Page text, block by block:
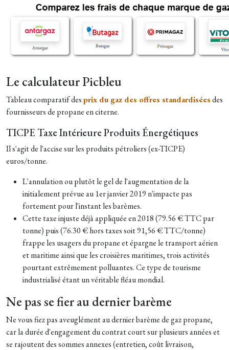
Le calculateur Picbleu
Tableau comparatif desprix du gaz des offres standardiséesdes
fournisseurs de propane en citerne.
TICPE Taxe Intérieure Produits Énergétiques
Il s'agit de l'accise sur les produits pétroliers (ex-TICPE)
euros/tonne.
L'annulation ou plutôt le gel de l'augmentation de la
initialement prévue au 1er janvier 2019 n'impacte pas
fortement pour l'instant les barèmes.
Cette taxe injuste déjà appliquée en 2018 (79.56 € TTC par
tonne) puis (76.30 € hors taxes soit 91,56 € TTC/tonne)
frappe les usagers du propane et épargne le transport aérien
et maritime ainsi que les croisières maritimes, trois activités
pourtant extrêmement polluantes. Ce type de tourisme
industrialisé étant un véritable fléau mondial.
Ne pas se fier au dernier barème
Ne vous fiez pas aveuglément au dernier barème de gaz propane,
car la durée d'engagement du contrat court sur plusieurs années et
se rajoutent des sommes annexes (entretien, coût livraison,